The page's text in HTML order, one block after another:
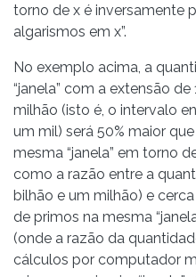
torno de x é inversamente
algarismos em x”.
No exemplo acima, a
“janela” com a extensão
milhão (isto é, o intervalo
um mil) será 50% maior
mesma “janela” em torno
como a razão entre a
bilhão e um milhão) e
de primos na mesma
(onde a razão da
cálculos por computador